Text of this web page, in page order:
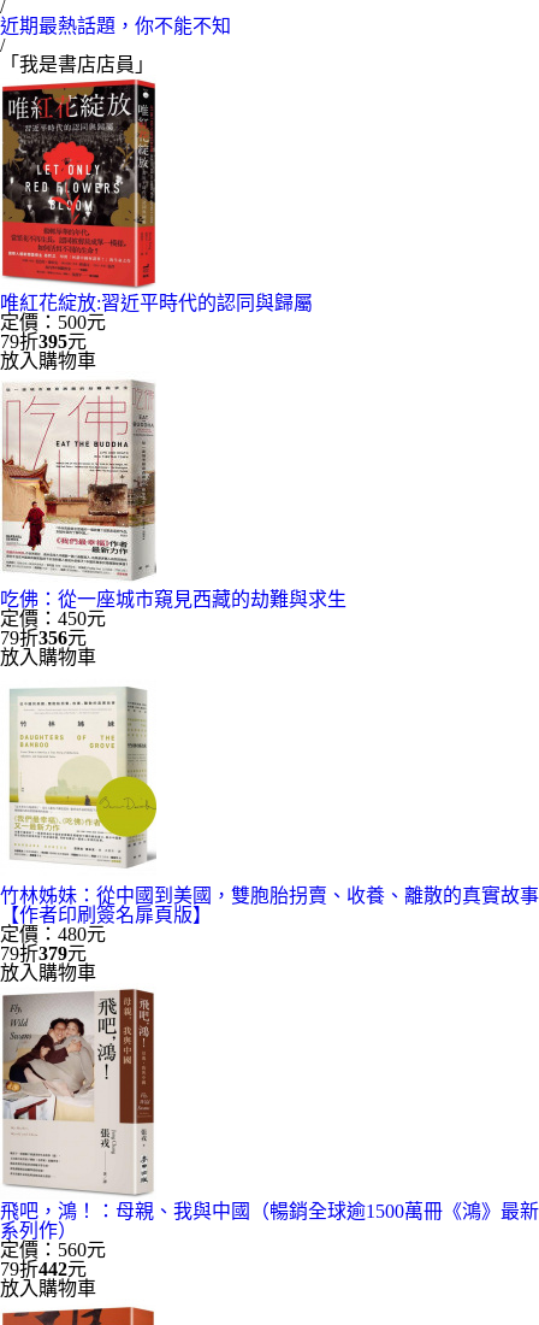
/
近期最熱話題，你不能不知
/
「我是書店店員」
唯紅花綻放:習近平時代的認同與歸屬
定價：500元
79折395元
放入購物車
吃佛：從一座城市窺見西藏的劫難與求生
定價：450元
79折356元
放入購物車
竹林姊妹：從中國到美國，雙胞胎拐賣、收養、離散的真實故事
【作者印刷簽名扉頁版】
定價：480元
79折379元
放入購物車
飛吧，鴻！：母親、我與中國（暢銷全球逾1500萬冊《鴻》最新
系列作）
定價：560元
79折442元
放入購物車